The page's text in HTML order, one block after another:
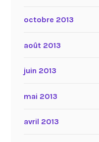
octobre 2013
août 2013
juin 2013
mai 2013
avril 2013